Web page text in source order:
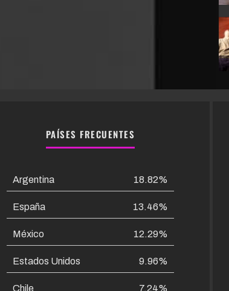
PAÍSES FRECUENTES
Argentina 18.82%
España 13.46%
México 12.29%
Estados Unidos 9.96%
Chile 7.24%